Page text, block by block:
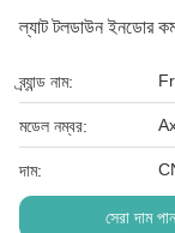
ল্যাট টলডাউন ইনডোর
ব্র্যান্ড নাম:
মডেল নম্বর:
দাম:
সেরা দাম পান